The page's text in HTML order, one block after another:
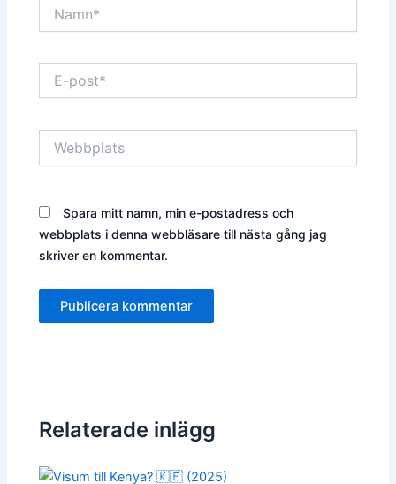
post*
Spara mitt namn, min e-postadress och
webbplats i denna webbläsare till nästa gång jag
skriver en kommentar.
Relaterade inlägg